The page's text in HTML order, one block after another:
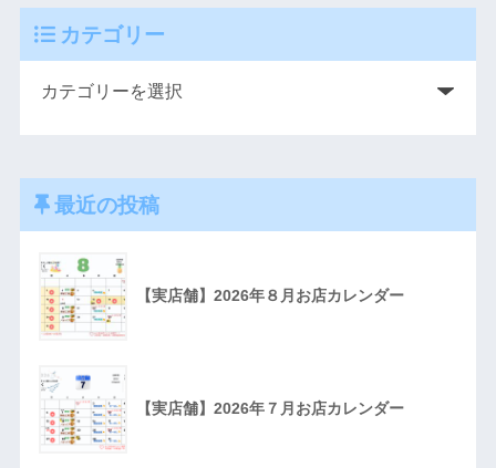
カテゴリー
最近の投稿
【実店舗】2026年８月お店カレンダー
【実店舗】2026年７月お店カレンダー